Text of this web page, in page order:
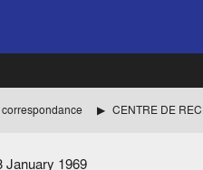
January 1969